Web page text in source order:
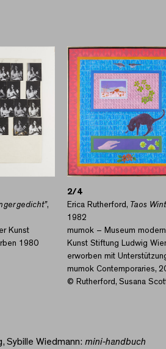
,
Kunst
1980
2/4
Erica Rutherford, Taos
1982
mumok – Museum
Kunst Stiftung Ludwig
erworben mit
mumok Contemporaries,
© Rutherford, Susana
Sybille Wiedmann: mini-handbuch